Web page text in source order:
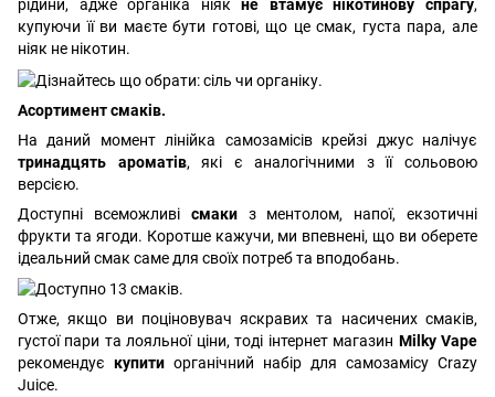
рідини, адже органіка ніякне втамує нікотинову спрагу,
купуючи її ви маєте бути готові, що це смак, густа пара, але
ніяк не нікотин.
Асортимент смаків.
На даний момент лінійка самозамісів крейзі джус налічує
тринадцять ароматів, які є аналогічними з її сольовою
версією.
Доступні всеможливі смаки з ментолом, напої, екзотичні
фрукти та ягоди. Коротше кажучи, ми впевнені, що ви оберете
ідеальний смак саме для своїх потреб та вподобань.
Отже, якщо ви поціновувач яскравих та насичених смаків,
густої пари та лояльної ціни, тоді інтернет магазин Milky Vape
рекомендує купити органічний набір для самозамісу Crazy
Juice.